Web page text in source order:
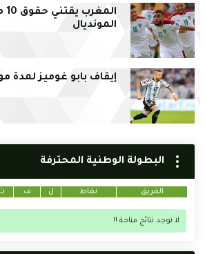
المونديال
إيقاف بابو غوميز لمدة
البطولة الوطنية المحترفة
الفريق نقاط ل ف
لا توجد نتائج متاحة !!